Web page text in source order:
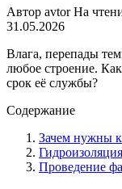
Автор avtor На
31.05.2026
Влага, перепады
любое строение.
срок её службы?
Содержание
Зачем нужны
Проведение